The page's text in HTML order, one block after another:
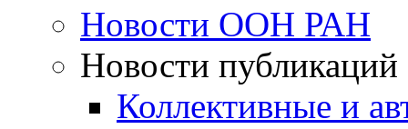
Новости ООН РАН
Новости публикаций
Коллективные и